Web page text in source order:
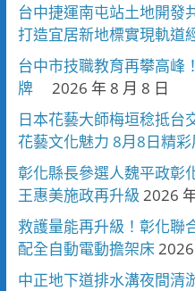
台中捷運南屯站土地開發
打造宜居新地標實現軌道
台中市技職教育再攀高峰
牌
2026 年 8 月 8 日
日本花藝大師梅垣稔抵
花藝文化魅力 8月8日精
彰化縣長參選人魏平政
王惠美施政再升級 2026
救護量能再升級！彰化
配全自動電動擔架床
中正地下道排水溝夜間清